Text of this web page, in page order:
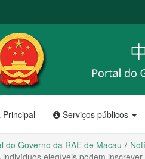
Principal Serviços públicos
do Governo da RAE de Macau
indivíduos elegíveis podem